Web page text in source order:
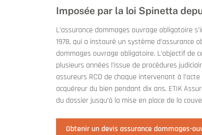
Imposée par la loi Spinetta
L’assurance dommages ouvrage obligatoire
1978, qui a instauré un système d’assurance
dommages ouvrage obligatoire. L’objectif
plusieurs années l’issue de procédures
assureurs RCD de chaque intervenant à
acquéreur du bien pendant dix ans. ETIK
du dossier jusqu’à la mise en place de la
Obtenir un devis assurance dommages-